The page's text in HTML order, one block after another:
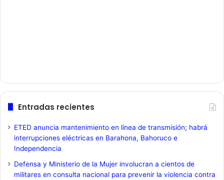
Entradas recientes
ETED anuncia mantenimiento en línea de transmisión; habrá
interrupciones eléctricas en Barahona, Bahoruco e
Independencia
Defensa y Ministerio de la Mujer involucran a cientos de
militares en consulta nacional para prevenir la violencia contra